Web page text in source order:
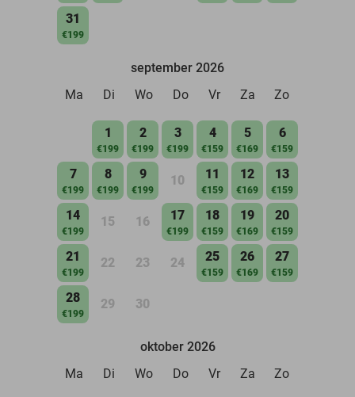
31
€199
september 2026
Ma
Di Wo Do Vr Za Zo
1
€199
2
€199
3
€199
4
€159
5
€169
6
€159
7
€199
8
€199
9
€199
10 11
€159
12
€169
13
€159
14
€199
15 16 17
€199
18
€159
19
€169
20
€159
21
€199
22 23 24 25
€159
26
€169
27
€159
28
€199
29 30
oktober 2026
Ma
Di Wo Do Vr Za Zo